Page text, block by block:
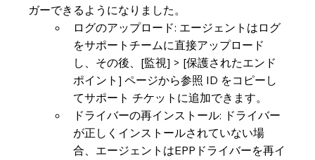
ガーできるようになりました。
ログのアップロード: エージェントはログ
をサポートチームに直接アップロード
し、その後、[監視] > [保護されたエンド
ポイント] ページから参照 ID をコピーし
てサポート チケットに追加できます。
ドライバーの再インストール: ドライバー
が正しくインストールされていない場
合、エージェントはEPPドライバーを再イ